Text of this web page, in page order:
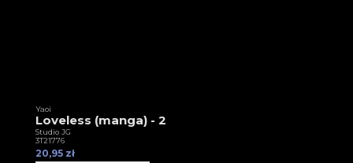
Yaoi
Loveless (manga) - 2
Studio JG
3T21776
20,95 zł